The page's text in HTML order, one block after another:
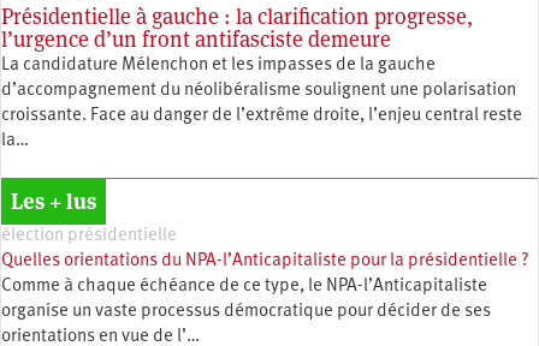
Présidentielle à gauche : la clarification progresse,
l’urgence d’un front antifasciste demeure
La candidature Mélenchon et les impasses de la gauche
d’accompagnement du néolibéralisme soulignent une polarisation
croissante. Face au danger de l’extrême droite, l’enjeu central reste
la…
Les + lus
élection présidentielle
Quelles orientations du NPA-l’Anticapitaliste pour la présidentielle ?
Comme à chaque échéance de ce type, le NPA-l’Anticapitaliste
organise un vaste processus démocratique pour décider de ses
orientations en vue de l’…